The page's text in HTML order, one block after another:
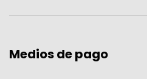
Medios de pago